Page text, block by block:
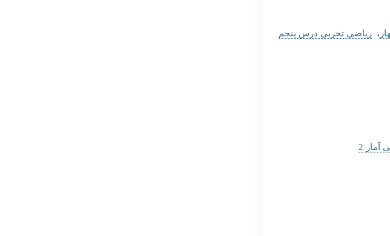
، ریاضی تجربی درس پنجم
آمار 2